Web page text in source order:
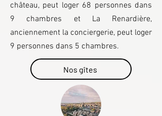
château, peut loger 68 personnes dans
9 chambres et La Renardière,
anciennement la conciergerie, peut loger
9 personnes dans 5 chambres.
Nos gîtes